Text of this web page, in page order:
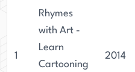
1
Rhymes
with Art -
Learn
Cartooning
2014